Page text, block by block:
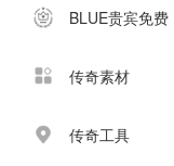
BLUE贵宾免费
传奇素材
传奇工具